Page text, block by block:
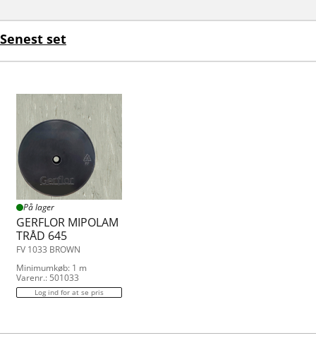
Senest set
På lager
GERFLOR MIPOLAM
TRÅD 645
FV 1033 BROWN
Minimumkøb: 1 m
Varenr.: 501033
Log ind for at se pris